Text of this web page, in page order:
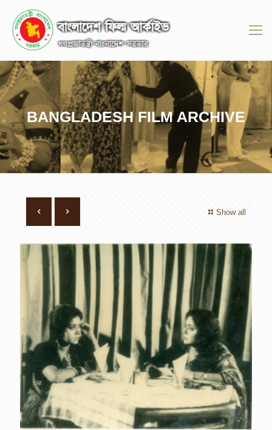
BANGLADESH FILM ARCHIVE
Show all